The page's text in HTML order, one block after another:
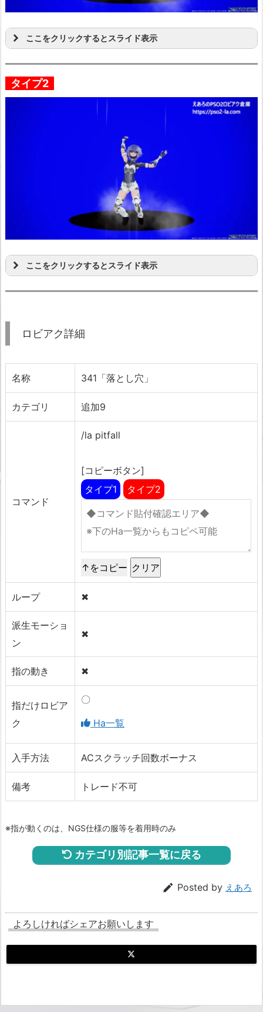
ここをクリックするとスライド表示
タイプ2
ここをクリックするとスライド表示
ロビアク詳細
名称 341「落とし穴」
カテゴリ 追加9
コマンド
/la pitfall
[コピーボタン]
タイプ1
タイプ2
↑をコピー
ループ ✖
派生モーショ
ン
✖
指の動き ✖
指だけロビア
ク
〇
Ha一覧
入手方法 ACスクラッチ回数ボーナス
備考 トレード不可
※指が動くのは、NGS仕様の服等を着用時のみ
カテゴリ別記事一覧に戻る
 Posted by えあろ
よろしければシェアお願いします